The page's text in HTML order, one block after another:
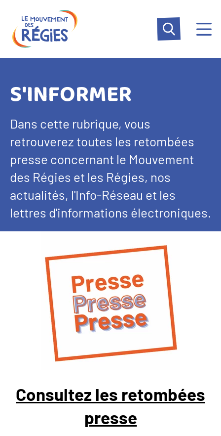
contenu
principal
S'INFORMER
Dans cette rubrique, vous
retrouverez toutes les retombées
presse concernant le Mouvement
des Régies et les Régies, nos
actualités, l'Info-Réseau et les
lettres d'informations électroniques.
Consultez les retombées
presse